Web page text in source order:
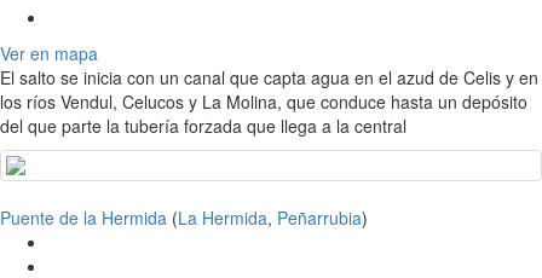
Ver en mapa
El salto se inicia con un canal que capta agua en el azud de Celis y en
los ríos Vendul, Celucos y La Molina, que conduce hasta un depósito
del que parte la tubería forzada que llega a la central
Puente de la Hermida (La Hermida, Peñarrubia)